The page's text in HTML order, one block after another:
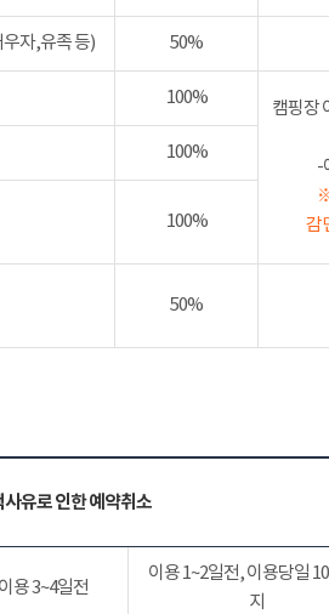
자,유족 등) 50%
100%
캠핑장
-
감
100%
100%
50%
유로 인한 예약취소
이용 3~4일전
이용 1~2일전, 이용당일
지